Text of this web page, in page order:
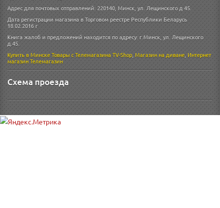
Адрес для почтовых отправлений: 220140, Минск, ул. Лещинского д 45.
Дата регистрации магазина в Торговом реестре Республики Беларусь
18.02.2016 г
Книга жалоб и предложений находится по адресу: г.Минск, ул. Лещинского
д.45.
Купить в МинскеТовары с Телемагазина TV-Shop,Магазин на диване,Интернет
магазинТелемагазин
Схема проезда